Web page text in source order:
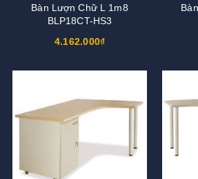
Bàn Lượn Chữ L 1m8
BLP18CT-HS3
4.162.000₫